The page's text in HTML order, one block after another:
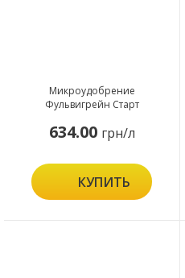
Микроудобрение
Фульвигрейн Старт
634.00 грн/л
КУПИТЬ